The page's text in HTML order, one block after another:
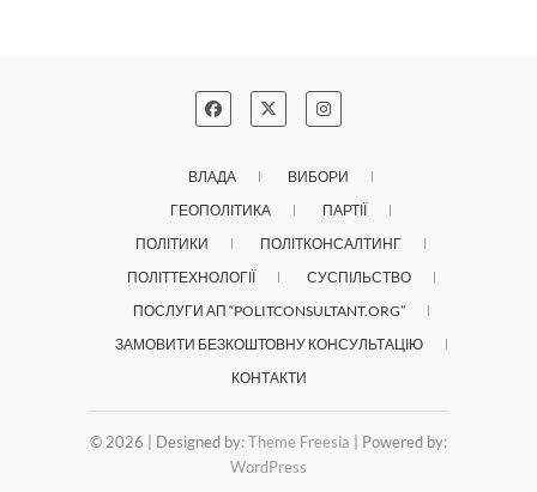
ВЛАДА
ВИБОРИ
ГЕОПОЛІТИКА
ПАРТІЇ
ПОЛІТИКИ
ПОЛІТКОНСАЛТИНГ
ПОЛІТТЕХНОЛОГІЇ
СУСПІЛЬСТВО
ПОСЛУГИ АП “POLITCONSULTANT.ORG”
ЗАМОВИТИ БЕЗКОШТОВНУ КОНСУЛЬТАЦІЮ
КОНТАКТИ
© 2026 | Designed by:Theme Freesia | Powered by:
WordPress